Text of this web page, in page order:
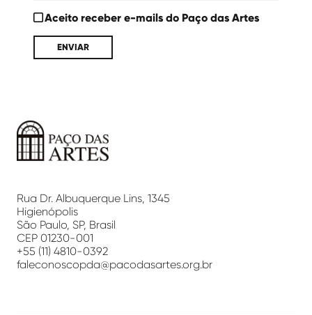
Aceito receber e-mails do Paço das Artes
Artes
Rua Dr. Albuquerque Lins, 1345
Higienópolis
São Paulo, SP, Brasil
CEP 01230-001
+55 (11) 4810-0392
faleconoscopda@pacodasartes.org.br